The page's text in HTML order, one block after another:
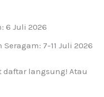
6 Juli 2026
7-11 Juli 2026
daftar langsung! Atau